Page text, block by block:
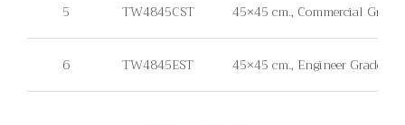
5 TW4845CST 45×45 cm., Commercial
6 TW4845EST 45×45 cm., Engineer Grade, ไ